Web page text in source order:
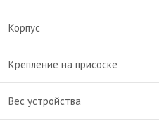
Корпус
Крепление на присоске
Вес устройства